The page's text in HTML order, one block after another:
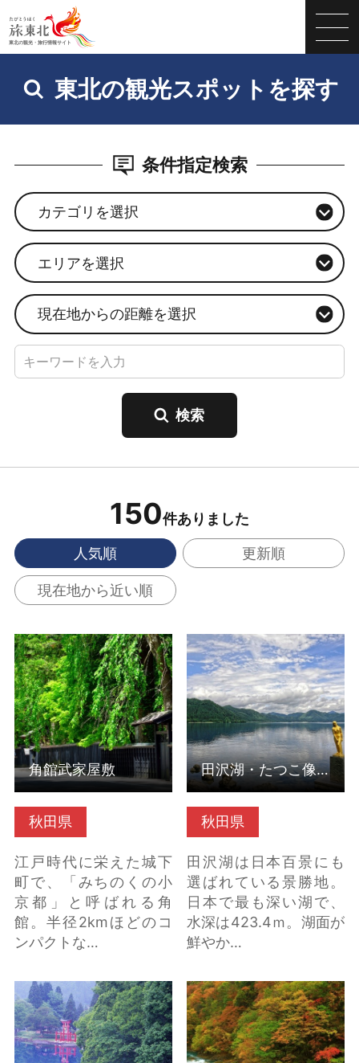
東北の観光スポットを探す
条件指定検索
カテゴリを選択
エリアを選択
現在地からの距離を選択
150件ありました
人気順 更新順
現在地から近い順
秋田県
江戸時代に栄えた城下
町で、「みちのくの小
京都」と呼ばれる角
館。半径2kmほどのコ
ンパクトな…
角館武家屋敷 の詳細は
こちら
角館武家屋敷
秋田県
田沢湖は日本百景にも
選ばれている景勝地。
日本で最も深い湖で、
水深は423.4ｍ。湖面が
鮮やか…
田沢湖・たつこ像 の
詳細はこちら
田沢湖・たつこ像
御座石神社（秋田県仙
北市） の詳細はこちら
抱返り渓谷 の詳細はこ
ちら